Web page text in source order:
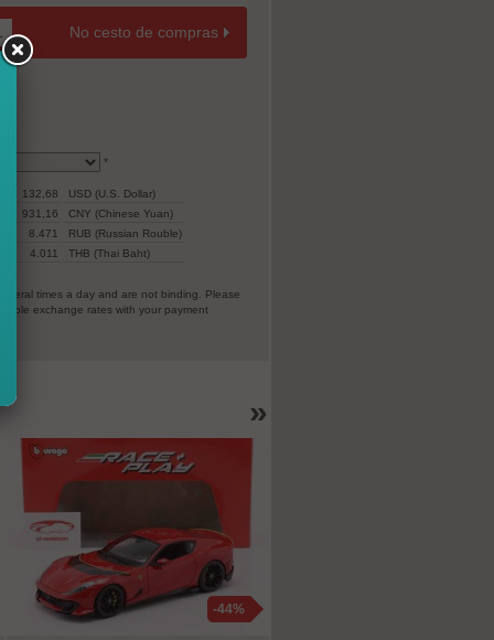
No cesto de compras
*
132,68
USD (U.S. Dollar)
931,16
CNY (Chinese Yuan)
8.471
RUB (Russian Rouble)
4.011 THB (Thai Baht)
times a day and are not binding. Please
exchange rates with your payment
»
-44%